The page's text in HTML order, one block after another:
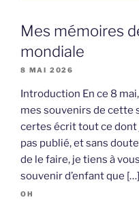
Mes mémoires
mondiale
8 MAI 2026
Introduction En ce 8
mes souvenirs de cette
certes écrit tout ce dont
pas publié, et sans
de le faire, je tiens à
souvenir d’enfant que […]
OH